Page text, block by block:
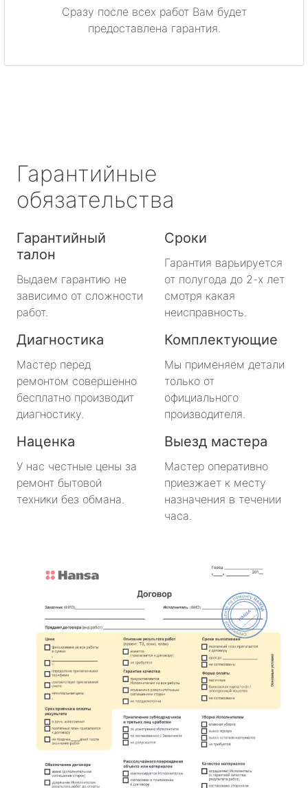
Сразу после всех работ Вам будет
предоставлена гарантия.
Гарантийные
обязательства
Гарантийный
талон
Выдаем гарантию не
зависимо от сложности
работ.
Сроки
Гарантия варьируется
от полугода до 2-х лет
смотря какая
неисправность.
Диагностика
Мастер перед
ремонтом совершенно
бесплатно производит
диагностику.
Комплектующие
Мы применяем детали
только от
официального
производителя.
Наценка
У нас честные цены за
ремонт бытовой
техники без обмана.
Выезд мастера
Мастер оперативно
приезжает к месту
назначения в течении
часа.